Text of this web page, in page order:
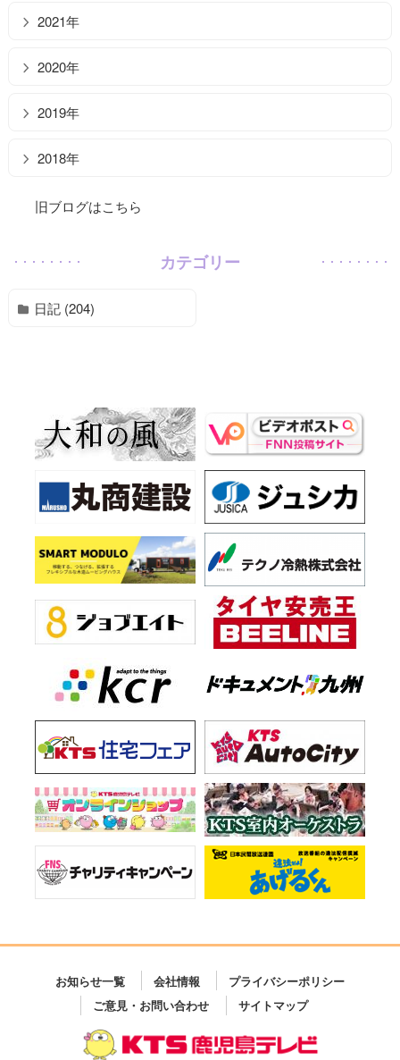
2021年
2020年
2019年
2018年
旧ブログはこちら
カテゴリー
日記 (204)
お知らせ一覧 会社情報
プライバシーポリシー
ご意見・お問い合わせ
サイトマップ